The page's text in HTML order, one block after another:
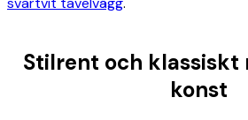
Stilrent och klassiskt
konst